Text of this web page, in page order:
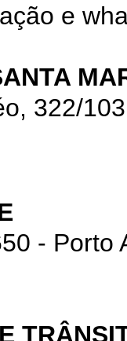
e
322/
- Porto